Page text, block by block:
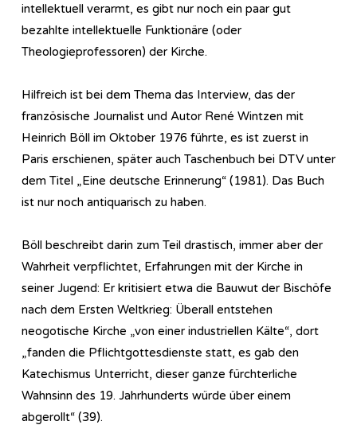
intellektuell verarmt, es gibt nur noch ein paar gut
bezahlte intellektuelle Funktionäre (oder
Theologieprofessoren) der Kirche.
Hilfreich ist bei dem Thema das Interview, das der
französische Journalist und Autor René Wintzen mit
Heinrich Böll im Oktober 1976 führte, es ist zuerst in
Paris erschienen, später auch Taschenbuch bei DTV unter
dem Titel „Eine deutsche Erinnerung“ (1981). Das Buch
ist nur noch antiquarisch zu haben.
Böll beschreibt darin zum Teil drastisch, immer aber der
Wahrheit verpflichtet, Erfahrungen mit der Kirche in
seiner Jugend: Er kritisiert etwa die Bauwut der Bischöfe
nach dem Ersten Weltkrieg: Überall entstehen
neogotische Kirche „von einer industriellen Kälte“, dort
„fanden die Pflichtgottesdienste statt, es gab den
Katechismus Unterricht, dieser ganze fürchterliche
Wahnsinn des 19. Jahrhunderts würde über einem
abgerollt“ (39).